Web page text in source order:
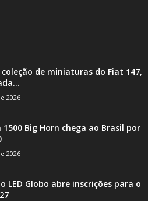
de miniaturas do Fiat 147,
2026
1500 Big Horn chega ao Brasil por
2026
LED Globo abre inscrições para o